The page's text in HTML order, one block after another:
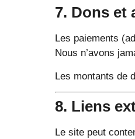
7. Dons et
Les paiements
Nous n’avons
Les montants de
8. Liens
Le site peut